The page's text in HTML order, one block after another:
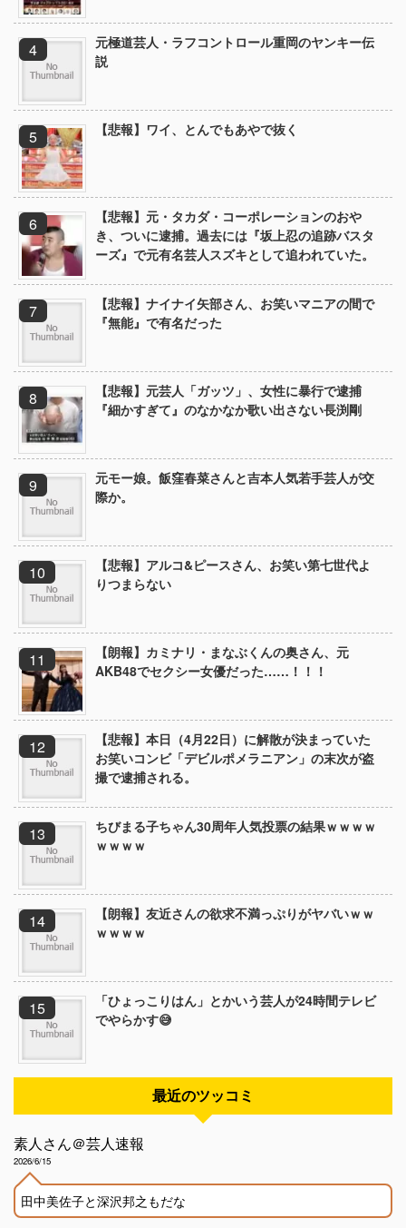
元極道芸人・ラフコントロール重岡のヤンキー伝
説
【悲報】ワイ、とんでもあやで抜く
【悲報】元・タカダ・コーポレーションのおや
き、ついに逮捕。過去には『坂上忍の追跡バスタ
ーズ』で元有名芸人スズキとして追われていた。
【悲報】ナイナイ矢部さん、お笑いマニアの間で
『無能』で有名だった
【悲報】元芸人「ガッツ」、女性に暴行で逮捕
『細かすぎて』のなかなか歌い出さない長渕剛
元モー娘。飯窪春菜さんと吉本人気若手芸人が交
際か。
【悲報】アルコ&ピースさん、お笑い第七世代よ
りつまらない
【朗報】カミナリ・まなぶくんの奥さん、元
AKB48でセクシー女優だった……！！！
【悲報】本日（4月22日）に解散が決まっていた
お笑いコンビ「デビルポメラニアン」の末次が盗
撮で逮捕される。
ちびまる子ちゃん30周年人気投票の結果ｗｗｗｗ
ｗｗｗｗ
【朗報】友近さんの欲求不満っぷりがヤバいｗｗ
ｗｗｗｗ
「ひょっこりはん」とかいう芸人が24時間テレビ
でやらかす😅
最近のツッコミ
素人さん＠芸人速報
2026/6/15
田中美佐子と深沢邦之もだな